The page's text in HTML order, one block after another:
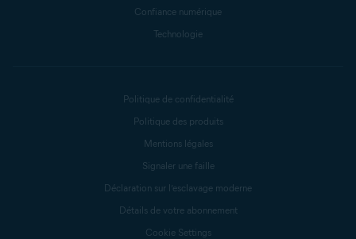
Confiance numérique
Technologie
Politique de confidentialité
Politique des produits
Mentions légales
Signaler une faille
Déclaration sur l’esclavage moderne
Détails de votre abonnement
Cookie Settings